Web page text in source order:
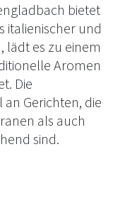
bietet
italienischer und
lädt es zu einem
Aromen
Die
Gerichten, die
als auch
sind.